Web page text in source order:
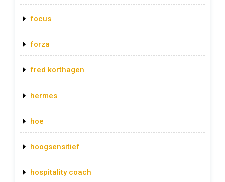
focus
forza
fred korthagen
hermes
hoe
hoogsensitief
hospitality coach